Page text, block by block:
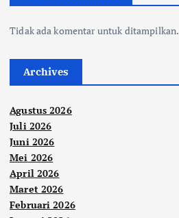
Tidak ada komentar untuk ditampilkan.
Archives
Agustus 2026
Juli 2026
Juni 2026
Mei 2026
April 2026
Maret 2026
Februari 2026